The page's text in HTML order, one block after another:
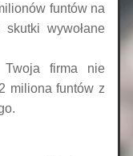
funtów na
wywołane
firma nie
miliona funtów z